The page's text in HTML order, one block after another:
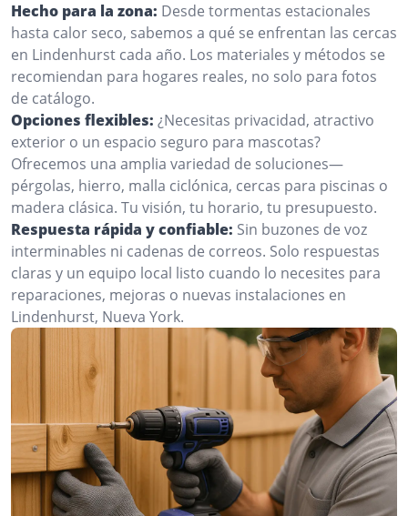
Hecho para la zona: Desde tormentas estacionales
hasta calor seco, sabemos a qué se enfrentan las cercas
en Lindenhurst cada año. Los materiales y métodos se
recomiendan para hogares reales, no solo para fotos
de catálogo.
Opciones flexibles: ¿Necesitas privacidad, atractivo
exterior o un espacio seguro para mascotas?
Ofrecemos una amplia variedad de soluciones—
pérgolas, hierro, malla ciclónica, cercas para piscinas o
madera clásica. Tu visión, tu horario, tu presupuesto.
Respuesta rápida y confiable: Sin buzones de voz
interminables ni cadenas de correos. Solo respuestas
claras y un equipo local listo cuando lo necesites para
reparaciones, mejoras o nuevas instalaciones en
Lindenhurst, Nueva York.